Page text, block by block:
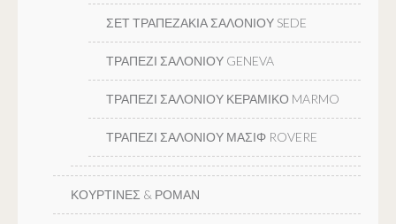
ΣΕΤ ΤΡΑΠΕΖΑΚΙΑ ΣΑΛΟΝΙΟΥ SEDE
ΤΡΑΠΕΖΙ ΣΑΛΟΝΙΟΥ GENEVA
ΤΡΑΠΕΖΙ ΣΑΛΟΝΙΟΥ ΚΕΡΑΜΙΚΟ MARMO
ΤΡΑΠΕΖΙ ΣΑΛΟΝΙΟΥ ΜΑΣΙΦ ROVERE
ΚΟΥΡΤΙΝΕΣ & ΡΟΜΑΝ